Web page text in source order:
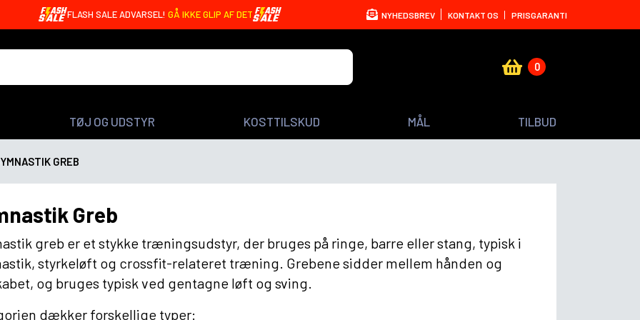
OREO BARS MED 20G PROTEIN - KUN 4,99 DKK 🤩 NYHEDSBREV KONTAKT OS PRISGARANTI
0
TØJ OG UDSTYR KOSTTILSKUD MÅL TILBUD
GREB
Greb
greb er et stykke træningsudstyr, der bruges på ringe, barre eller stang, typisk i
styrkeløft og crossfit-relateret træning. Grebene sidder mellem hånden og
og bruges typisk ved gentagne løft og sving.
dækker forskellige typer: